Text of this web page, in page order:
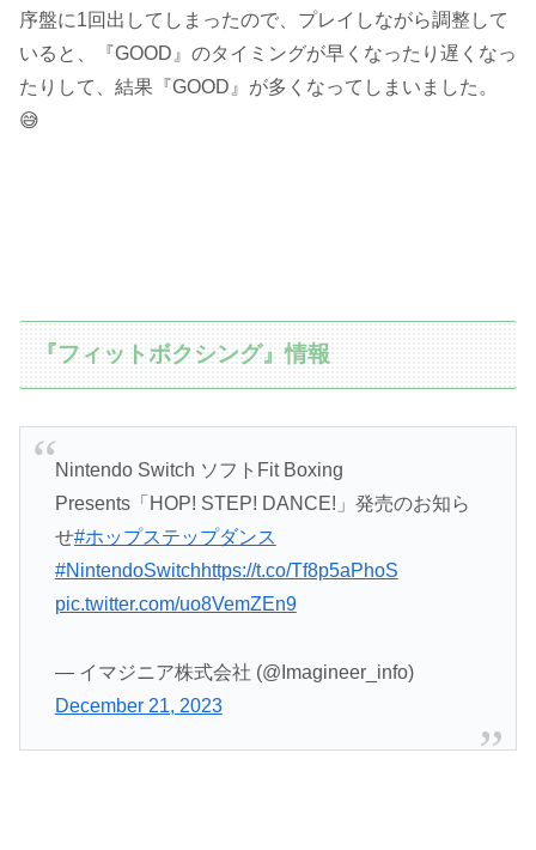
序盤に1回出してしまったので、プレイしながら調整して
いると、『GOOD』のタイミングが早くなったり遅くなっ
たりして、結果『GOOD』が多くなってしまいました。
😅
『フィットボクシング』情報
Nintendo Switch ソフトFit Boxing
Presents「HOP! STEP! DANCE!」発売のお知ら
せ#ホップステップダンス
#NintendoSwitchhttps://t.co/Tf8p5aPhoS
pic.twitter.com/uo8VemZEn9
— イマジニア株式会社 (@Imagineer_info)
December 21, 2023